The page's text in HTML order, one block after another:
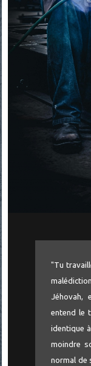
"Tu
Jéhovah,
entend le
identique
moindre
normal de